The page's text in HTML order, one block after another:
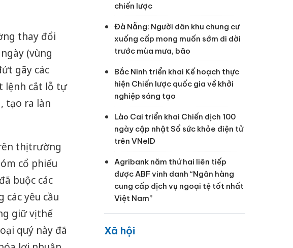
thay đổi
(vùng
gãy các
lệnh cắt lỗ tự
tạo ra làn
thị trường
cổ phiếu
buộc các
yêu cầu
giữ vị thế
quý này đã
chiến lược
Đà Nẵng: Người dân khu chung cư
xuống cấp mong muốn sớm di dời
trước mùa mưa, bão
Bắc Ninh triển khai Kế hoạch thực
hiện Chiến lược quốc gia về khởi
nghiệp sáng tạo
Lào Cai triển khai Chiến dịch 100
ngày cập nhật Sổ sức khỏe điện tử
trên VNeID
Agribank năm thứ hai liên tiếp
được ABF vinh danh “Ngân hàng
cung cấp dịch vụ ngoại tệ tốt nhất
Việt Nam”
Xã hội